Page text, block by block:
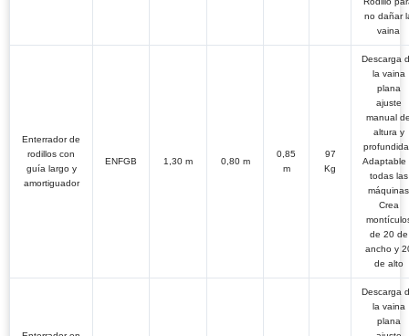
no dañar
vaina
Enterrador de
rodillos con
guía largo y
amortiguador
ENFGB 1,30 m 0,80 m
0,85
m
97
Kg
Descarga
la vaina
plana
ajuste
manual
altura y
Adaptable
todas las
máquinas
Crea
de 20 de
ancho y
de alto
Descarga
la vaina
plana